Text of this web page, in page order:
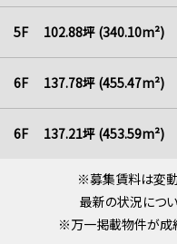
5F 102.88坪 (340.10m²)
6F 137.78坪 (455.47m²)
6F 137.21坪 (453.59m²)
※募集賃料は変動
最新の状況につ
※万一掲載物件が成